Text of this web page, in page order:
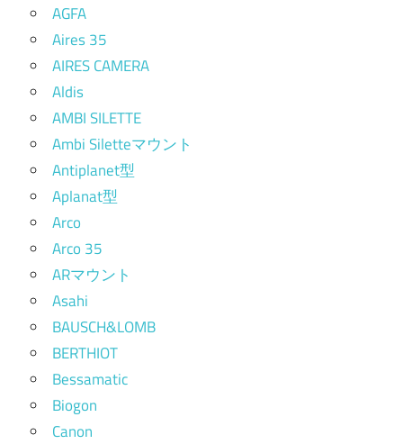
AGFA
Aires 35
AIRES CAMERA
Aldis
AMBI SILETTE
Ambi Siletteマウント
Antiplanet型
Aplanat型
Arco
Arco 35
ARマウント
Asahi
BAUSCH&LOMB
BERTHIOT
Bessamatic
Biogon
Canon